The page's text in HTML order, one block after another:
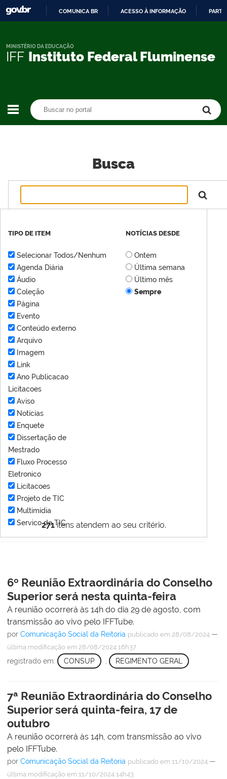
CONTEÚDO
COMUNICA BR ACESSO À INFORMAÇÃO
IFF Instituto Federal Fluminense
MINISTÉRIO DA EDUCAÇÃO
Busca
271itens atendem ao seu critério.
TIPO DE ITEM
Selecionar Todos/Nenhum
Agenda Diária
Áudio
Coleção
Página
Evento
Conteúdo externo
Arquivo
Imagem
Link
Ano Publicacao
Licitacoes
Aviso
Notícias
Enquete
Dissertação de
Mestrado
Fluxo Processo
Eletronico
Licitacoes
Projeto de TIC
Multimídia
Servico de TIC
NOTÍCIAS DESDE
Ontem
Última semana
Último mês
Sempre
6º Reunião Extraordinária do Conselho
Superior será nesta quinta-feira
A reunião ocorrerá às 14h do dia 29 de agosto, com
transmissão ao vivo pelo IFFTube.
por Comunicação Social da Reitoria publicado em 28/08/2024 —
última modificação em 28/08/2024 16h37
registrado em: CONSUP REGIMENTO GERAL
7ª Reunião Extraordinária do Conselho
Superior será quinta-feira, 17 de
outubro
A reunião ocorrerá às 14h, com transmissão ao vivo
pelo IFFTube.
por Comunicação Social da Reitoria publicado em 11/10/2024 —
última modificação em 11/10/2024 14h43